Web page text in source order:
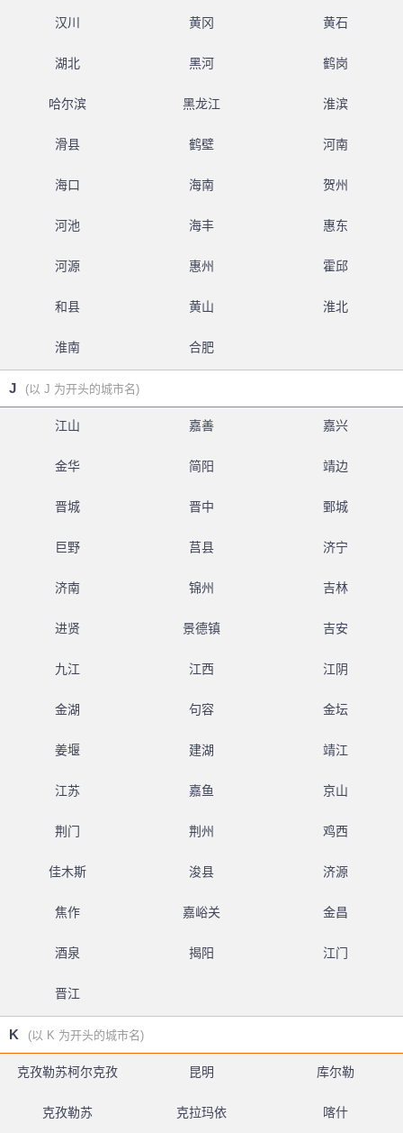
汉川 黄冈 黄石
湖北 黑河 鹤岗
哈尔滨 黑龙江 淮滨
滑县 鹤壁 河南
海口 海南 贺州
河池 海丰 惠东
河源 惠州 霍邱
和县 黄山 淮北
淮南 合肥
J (以 J 为开头的城市名)
江山 嘉善 嘉兴
金华 简阳 靖边
晋城 晋中 鄄城
巨野 莒县 济宁
济南 锦州 吉林
进贤 景德镇 吉安
九江 江西 江阴
金湖 句容 金坛
姜堰 建湖 靖江
江苏 嘉鱼 京山
荆门 荆州 鸡西
佳木斯 浚县 济源
焦作 嘉峪关 金昌
酒泉 揭阳 江门
晋江
K (以 K 为开头的城市名)
克孜勒苏柯尔克孜 昆明 库尔勒
克孜勒苏 克拉玛依 喀什